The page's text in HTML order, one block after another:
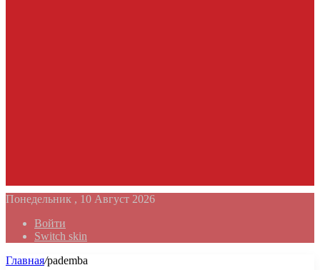
Понедельник , 10 Август 2026
Войти
Switch skin
Главная/pademba